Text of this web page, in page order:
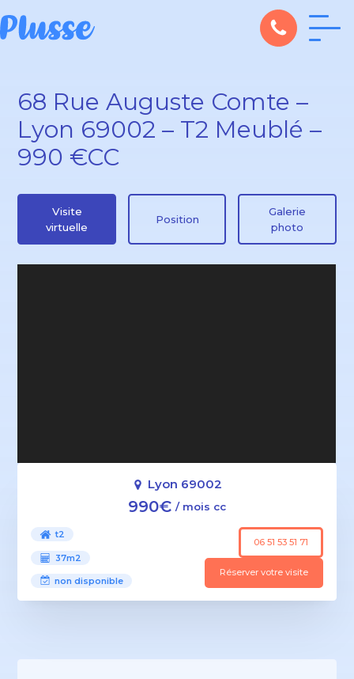
68 Rue Auguste Comte –
Lyon 69002 – T2 Meublé –
990 €CC
Visite
virtuelle
Position
Galerie
photo
Lyon 69002
990€ / mois cc
t2
37m2
non disponible
06 51 53 51 71
Réserver votre visite